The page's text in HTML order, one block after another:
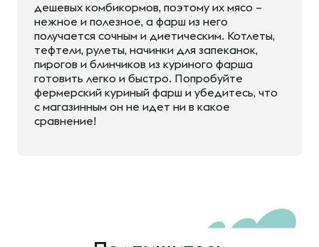
дешевых комбикормов, поэтому их мясо –
нежное и полезное, а фарш из него
получается сочным и диетическим. Котлеты,
тефтели, рулеты, начинки для запеканок,
пирогов и блинчиков из куриного фарша
готовить легко и быстро. Попробуйте
фермерский куриный фарш и убедитесь, что
с магазинным он не идет ни в какое
сравнение!